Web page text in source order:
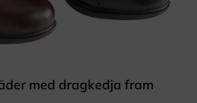
med dragkedja fram